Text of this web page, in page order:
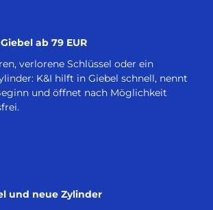
ab 79 EUR
verlorene Schlüssel oder ein
K&I hilft in Giebel schnell, nennt
und öffnet nach Möglichkeit
und neue Zylinder